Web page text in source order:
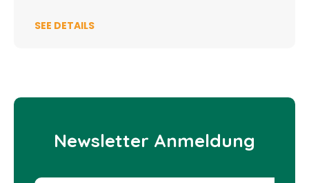
SEE DETAILS
Newsletter Anmeldung